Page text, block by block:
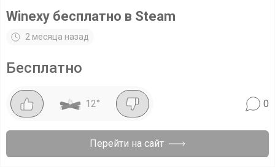
Winexy бесплатно в Steam
2 месяца назад
Бесплатно
12° 0
Перейти на сайт